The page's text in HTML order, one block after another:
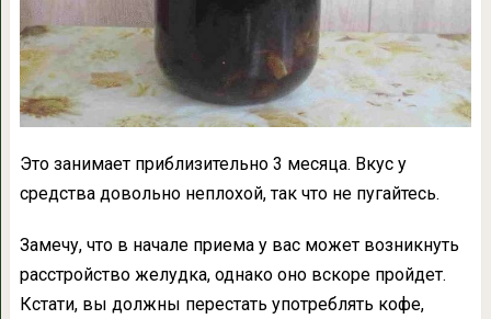
Это занимает приблизительно 3 месяца. Вкус у
средства довольно неплохой, так что не пугайтесь.
Замечу, что в начале приема у вас может возникнуть
расстройство желудка, однако оно вскоре пройдет.
Кстати, вы должны перестать употреблять кофе,